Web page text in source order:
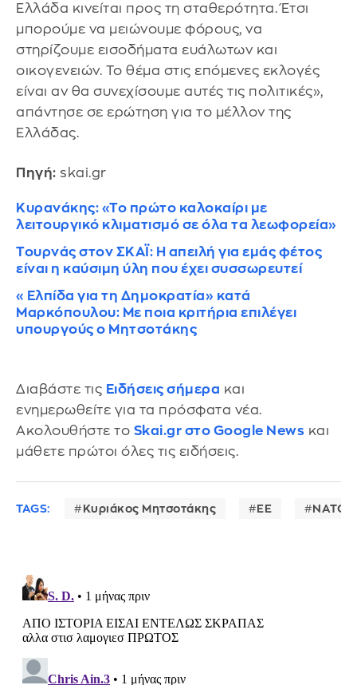
Ελλάδα κινείται προς τη σταθερότητα. Έτσι
μπορούμε να μειώνουμε φόρους, να
στηρίζουμε εισοδήματα ευάλωτων και
οικογενειών. Το θέμα στις επόμενες εκλογές
είναι αν θα συνεχίσουμε αυτές τις πολιτικές»,
απάντησε σε ερώτηση για το μέλλον της
Ελλάδας.
Πηγή: skai.gr
Κυρανάκης: «Το πρώτο καλοκαίρι με
λειτουργικό κλιματισμό σε όλα τα λεωφορεία»
Τουρνάς στον ΣΚΑΪ: Η απειλή για εμάς φέτος
είναι η καύσιμη ύλη που έχει συσσωρευτεί
«Ελπίδα για τη Δημοκρατία» κατά
Μαρκόπουλου: Με ποια κριτήρια επιλέγει
υπουργούς ο Μητσοτάκης
Διαβάστε τις Ειδήσεις σήμερα και
ενημερωθείτε για τα πρόσφατα νέα.
Ακολουθήστε το Skai.gr στο Google News και
μάθετε πρώτοι όλες τις ειδήσεις.
TAGS: Κυριάκος Μητσοτάκης ΕΕ ΝΑΤΟ